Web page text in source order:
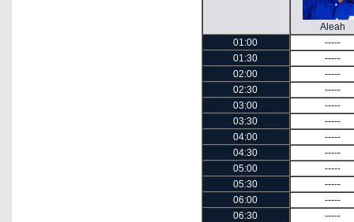
Aleah
01:00
-----
01:30
-----
02:00
-----
02:30
-----
03:00
-----
03:30
-----
04:00
-----
04:30
-----
05:00
-----
05:30
-----
06:00
-----
06:30
-----